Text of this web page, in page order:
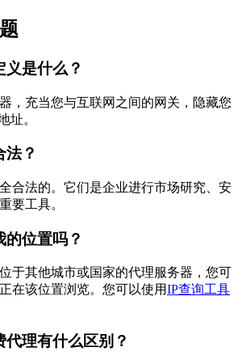
义是什么？
，充当您与互联网之间的网关，隐藏您
址。
法？
合法的。它们是企业进行市场研究、安
要工具。
的位置吗？
于其他城市或国家的代理服务器，您可
在该位置浏览。您可以使用IP查询工具
理有什么区别？